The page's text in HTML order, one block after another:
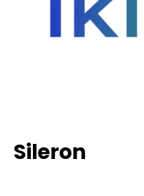
Sileron